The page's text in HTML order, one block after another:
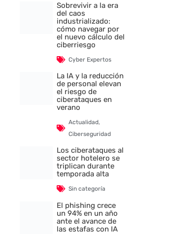
Sobrevivir a la era
del caos
industrializado:
cómo navegar por
el nuevo cálculo del
ciberriesgo
Cyber Expertos
La IA y la reducción
de personal elevan
el riesgo de
ciberataques en
verano
Actualidad,
Ciberseguridad
Los ciberataques al
sector hotelero se
triplican durante
temporada alta
Sin categoría
El phishing crece
un 94% en un año
ante el avance de
las estafas con IA